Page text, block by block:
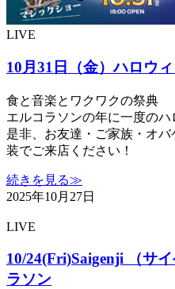
LIVE
10月31日（金）ハロウ
食と音楽とワクワクの祭典
エルコラソンの年に一度のハ
是非、お友達・ご家族・オ
装でご来店ください！
続きを見る≫
2025年10月27日
LIVE
10/24(Fri)Saigenji （サ
ラソン